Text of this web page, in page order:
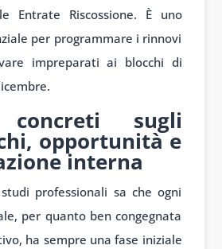
Entrate Riscossione. È uno
per programmare i rinnovi
impreparati ai blocchi di
sugli
opportunità e
interna
professionali sa che ogni
per quanto ben congegnata
ha sempre una fase iniziale